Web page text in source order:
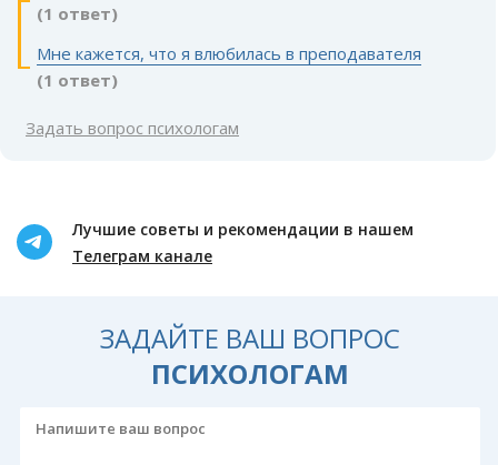
(1 ответ)
Мне кажется, что я влюбилась в преподавателя
(1 ответ)
Задать вопрос психологам
Лучшие советы и рекомендации в нашем
Телеграм канале
ЗАДАЙТЕ ВАШ ВОПРОС
ПСИХОЛОГАМ